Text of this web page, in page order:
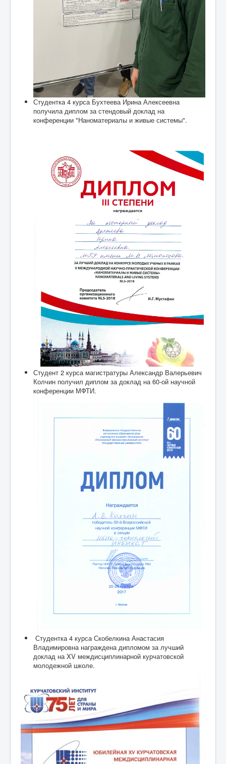
Студентка 4 курса Бухтеева Ирина Алексеевна
получила диплом за стендовый доклад на
конференции "Наноматериалы и живые системы".
Студент 2 курса магистратуры Александр Валерьевич
Колчин получил диплом за доклад на 60-ой научной
конференции МФТИ.
Студентка 4 курса Скобелкина Анастасия
Владимировна награждена дипломом за лучший
доклад на XV междисциплинарной курчатовской
молодежной школе.